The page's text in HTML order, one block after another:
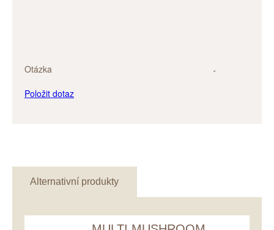
Otázka
Položit dotaz
Alternativní produkty